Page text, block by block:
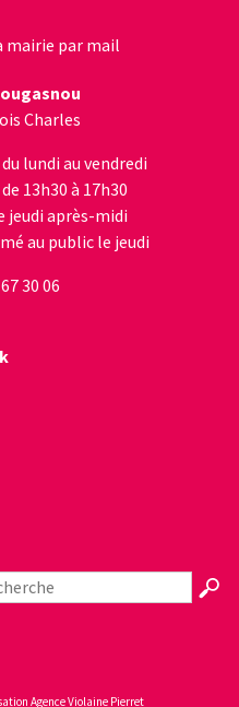
mairie par mail
Charles
lundi au vendredi
13h30 à 17h30
jeudi après-midi
au public le jeudi
30 06
Agence Violaine Pierret